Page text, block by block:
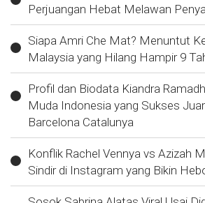
Perjuangan Hebat Melawan
Siapa Amri Che Mat? Menuntut
Malaysia yang Hilang Hampir 9
Profil dan Biodata Kiandra
Muda Indonesia yang Sukses
Barcelona Catalunya
Konflik Rachel Vennya vs Azizah
Sindir di Instagram yang Bikin